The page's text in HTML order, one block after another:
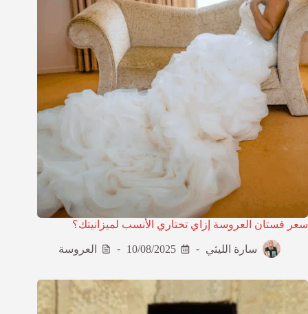
سعر فستان العروسة إزاي تختاري الأنسب لميزانيتك؟
سارة الليثي 10/08/2025 العروسة